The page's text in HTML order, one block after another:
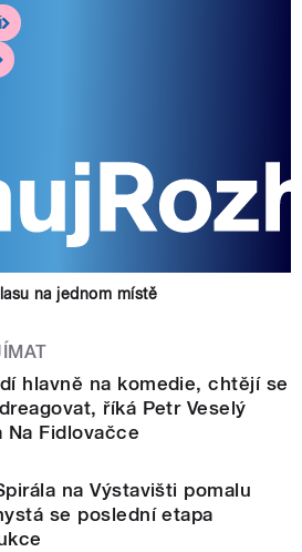
na jednom místě
hlavně na komedie, chtějí se
říká Petr Veselý
Na Fidlovačce
na Výstavišti pomalu
se poslední etapa